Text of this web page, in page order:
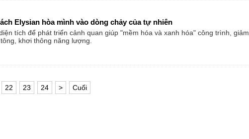
Elysian hòa mình vào dòng chảy của tự nhiên
tích để phát triển cảnh quan giúp "mềm hóa và xanh hóa" công trình, giảm
khơi thông năng lượng.
22 23 24 > Cuối